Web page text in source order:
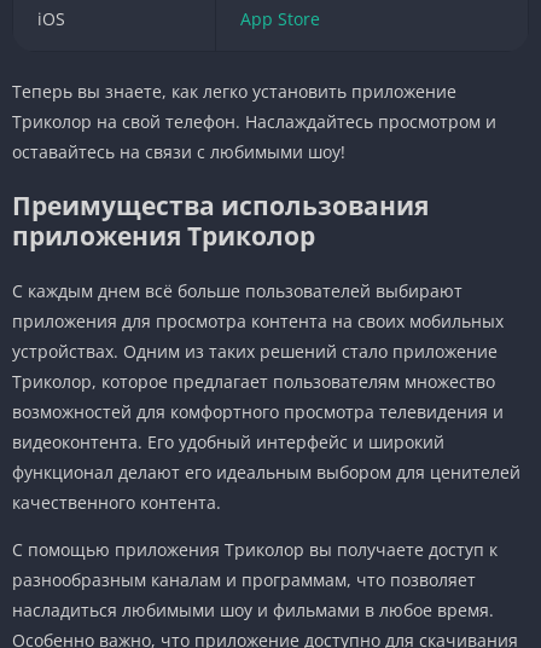
iOS App Store
Теперь вы знаете, как легко установить приложение
Триколор на свой телефон. Наслаждайтесь просмотром и
оставайтесь на связи с любимыми шоу!
Преимущества использования
приложения Триколор
С каждым днем всё больше пользователей выбирают
приложения для просмотра контента на своих мобильных
устройствах. Одним из таких решений стало приложение
Триколор, которое предлагает пользователям множество
возможностей для комфортного просмотра телевидения и
видеоконтента. Его удобный интерфейс и широкий
функционал делают его идеальным выбором для ценителей
качественного контента.
С помощью приложения Триколор вы получаете доступ к
разнообразным каналам и программам, что позволяет
насладиться любимыми шоу и фильмами в любое время.
Особенно важно, что приложение доступно для скачивания